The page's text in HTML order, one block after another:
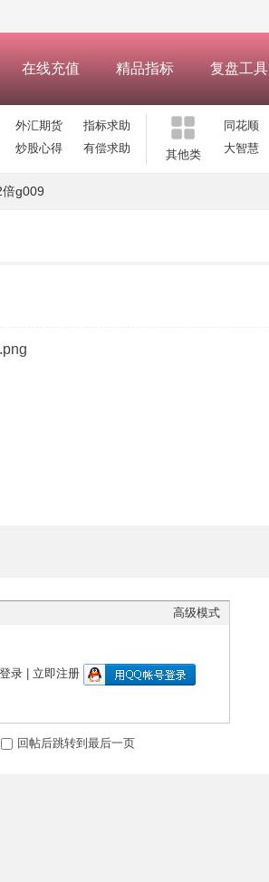
在线充值 精品指标 复盘工具
外汇期货
指标求助
炒股心得 有偿求助 其他类
同花顺
大智慧
g009
高级模式
登录| 立即注册
回帖后跳转到最后一页